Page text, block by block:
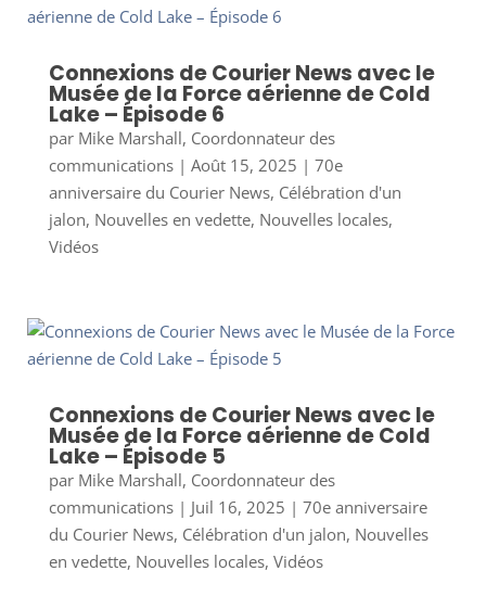
Connexions de Courier News avec le
Musée de la Force aérienne de Cold
Lake – Épisode 6
par Mike Marshall, Coordonnateur des
communications| Août 15, 2025 | 70e
anniversaire du Courier News, Célébration d'un
jalon, Nouvelles en vedette, Nouvelles locales,
Vidéos
Connexions de Courier News avec le
Musée de la Force aérienne de Cold
Lake – Épisode 5
par Mike Marshall, Coordonnateur des
communications| Juil 16, 2025 | 70e anniversaire
du Courier News, Célébration d'un jalon, Nouvelles
en vedette, Nouvelles locales, Vidéos